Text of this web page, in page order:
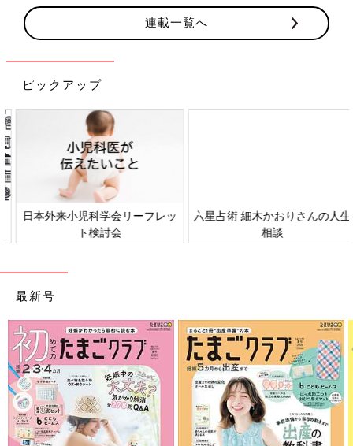
連載一覧へ
ピックアップ
日本外来小児科学会リーフレッ
ト検討会
六星占術 細木かおりさんの人生
相談
最新号